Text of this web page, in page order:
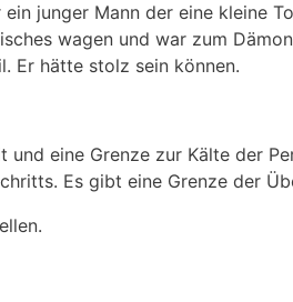
junger Mann der eine kleine
wagen und war zum
Er hätte stolz sein können.
eine Grenze zur Kälte der
Es gibt eine Grenze der